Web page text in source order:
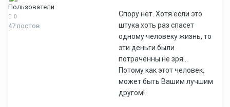
Пользователи
0
47 постов
Спору нет. Хотя если это
штука хоть раз спасет
одному человеку жизнь, то
эти деньги были
потраченны не зря...
Потому как этот человек,
может быть Вашим лучшим
другом!